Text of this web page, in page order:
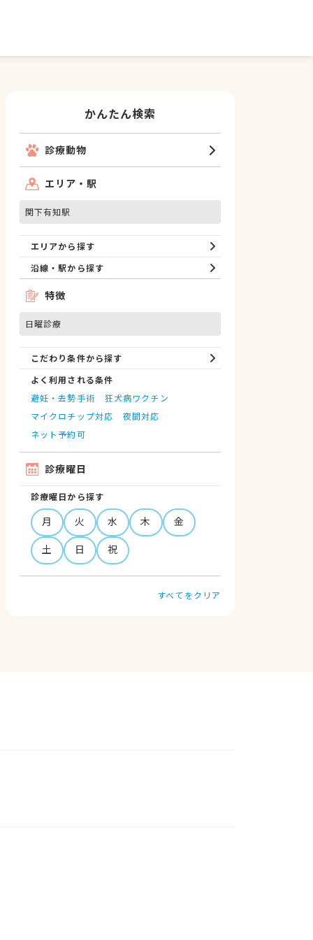
かんたん検索
診療動物
エリア・駅
関下有知駅
エリアから探す
沿線・駅から探す
特徴
日曜診療
こだわり条件から探す
よく利用される条件
避妊・去勢手術
狂犬病ワクチン
マイクロチップ対応
夜間対応
ネット予約可
診療曜日
診療曜日から探す
月 火 水 木
金
土
日 祝
すべてをクリア